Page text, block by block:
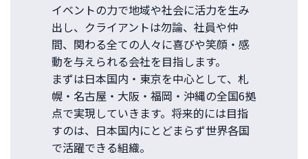
イベントの力で地域や社会に活力を生み
出し、クライアントは勿論、社員や仲
間、関わる全ての人々に喜びや笑顔・感
動を与えられる会社を目指します。
まずは日本国内・東京を中心として、札
幌・名古屋・大阪・福岡・沖縄の全国6拠
点で実現していきます。将来的には目指
すのは、日本国内にとどまらず世界各国
で活躍できる組織。